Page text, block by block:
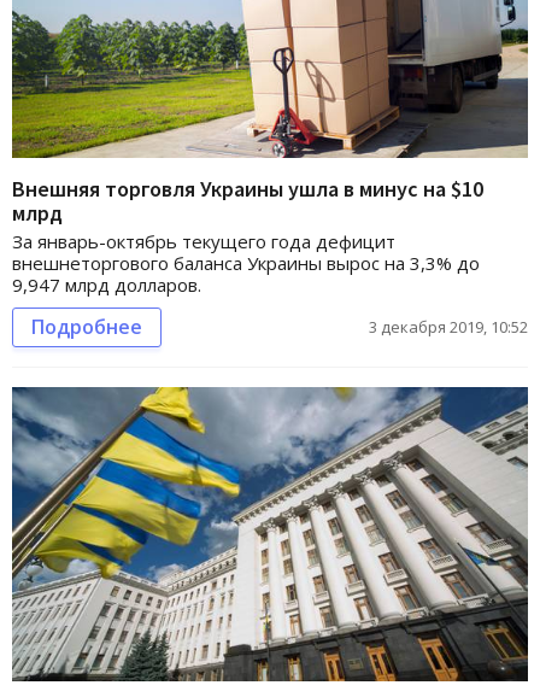
Внешняя торговля Украины ушла в минус на $10
млрд
За январь-октябрь текущего года дефицит
внешнеторгового баланса Украины вырос на 3,3% до
9,947 млрд долларов.
Подробнее 3 декабря 2019, 10:52